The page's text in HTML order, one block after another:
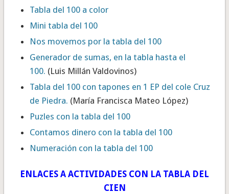
Tabla del 100 a color
Mini tabla del 100
Nos movemos por la tabla del 100
Generador de sumas, en la tabla hasta el
100. (Luis Millán Valdovinos)
Tabla del 100 con tapones en 1 EP del cole Cruz
de Piedra. (María Francisca Mateo López)
Puzles con la tabla del 100
Contamos dinero con la tabla del 100
Numeración con la tabla del 100
ENLACES A ACTIVIDADES CON LA TABLA DEL
CIEN